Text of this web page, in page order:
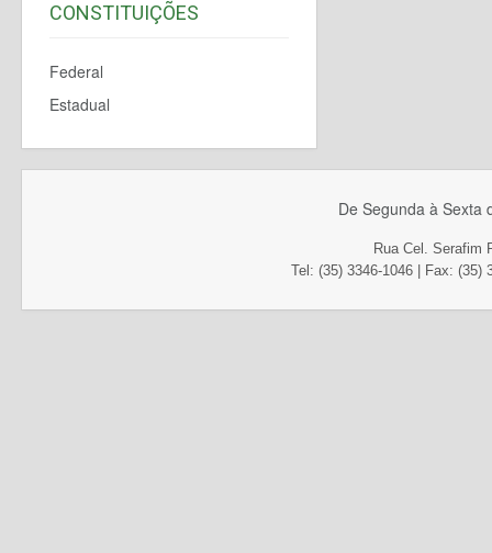
CONSTITUIÇÕES
Federal
Estadual
De Segunda à Sexta
Rua Cel. Serafim
Tel: (35) 3346-1046 | Fax: (35)